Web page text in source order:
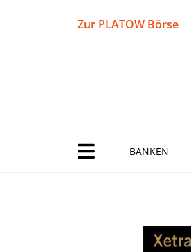
Zur PLATOW Börse
BANKEN